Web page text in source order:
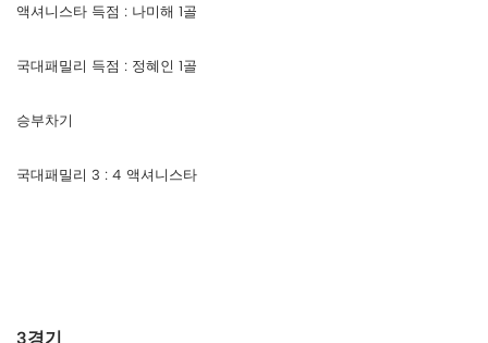
액셔니스타 득점 : 나미해 1골
국대패밀리 득점 : 정혜인 1골
승부차기
국대패밀리 3 : 4 액셔니스타
3경기